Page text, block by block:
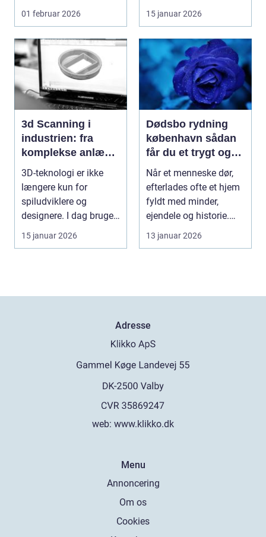
og også hos ...
01 februar 2026
installationer e...
15 januar 2026
3d Scanning i
industrien: fra
komplekse anlæg
til præcise
beslutninger
3D-teknologi er ikke
længere kun for
spiludviklere og
designere. I dag bruger
en lang række
virksomh...
15 januar 2026
Dødsbo rydning
københavn sådan
får du et trygt og
professionelt
forløb
Når et menneske dør,
efterlades ofte et hjem
fyldt med minder,
ejendele og historie.
For mange pårør...
13 januar 2026
Adresse
web: www.klikko.dk
Menu
Annoncering
Om os
Cookies